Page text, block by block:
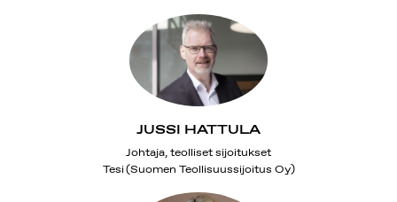
JUSSI HATTULA
Johtaja, teolliset sijoitukset
Tesi (Suomen Teollisuussijoitus Oy)